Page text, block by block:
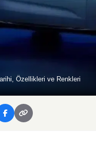
Özellikleri ve Renkleri